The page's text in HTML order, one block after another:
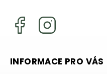
INFORMACE PRO VÁS